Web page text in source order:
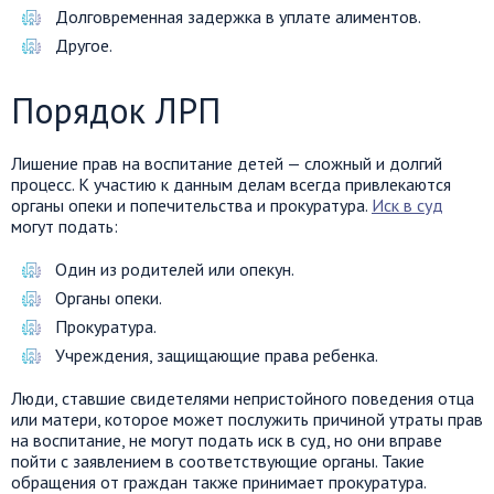
Долговременная задержка в уплате алиментов.
Другое.
Порядок ЛРП
Лишение прав на воспитание детей — сложный и долгий
процесс. К участию к данным делам всегда привлекаются
органы опеки и попечительства и прокуратура. Иск в суд
могут подать:
Один из родителей или опекун.
Органы опеки.
Прокуратура.
Учреждения, защищающие права ребенка.
Люди, ставшие свидетелями непристойного поведения отца
или матери, которое может послужить причиной утраты прав
на воспитание, не могут подать иск в суд, но они вправе
пойти с заявлением в соответствующие органы. Такие
обращения от граждан также принимает прокуратура.